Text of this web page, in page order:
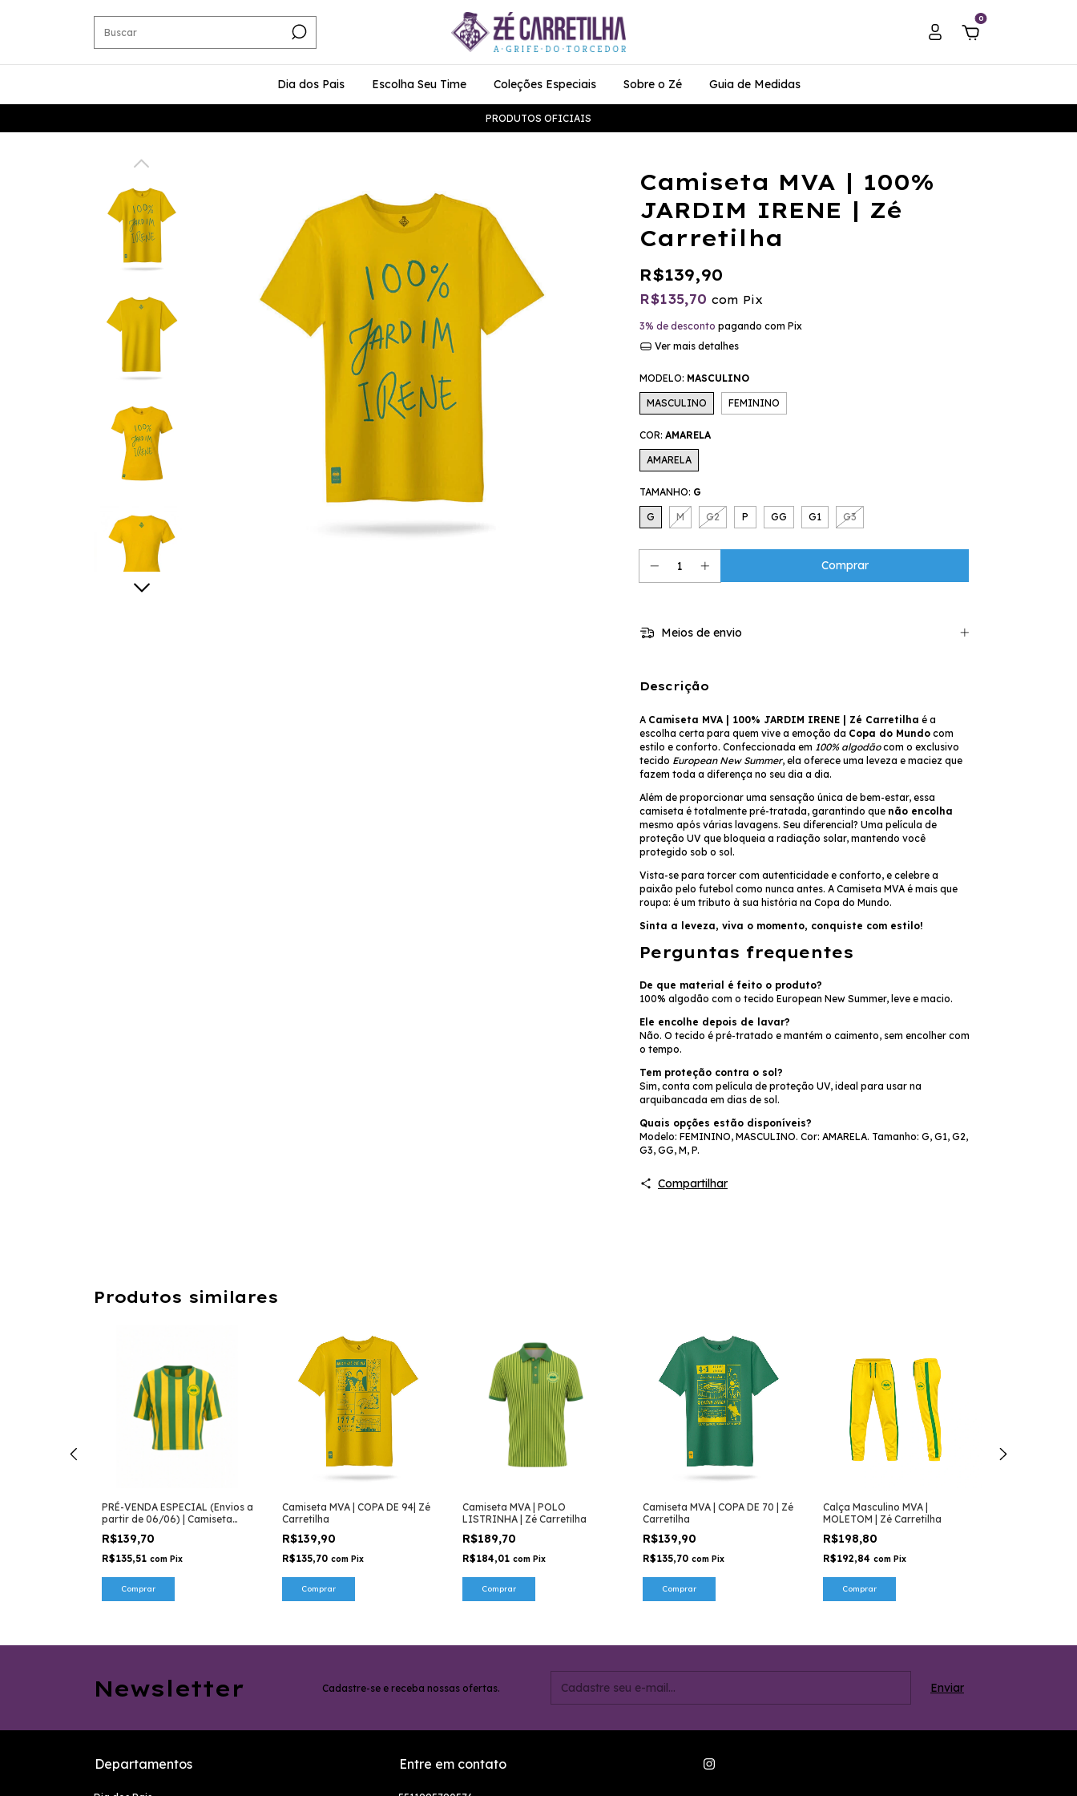
0
Dia dos Pais Escolha Seu Time Coleções Especiais Sobre o Zé Guia de Medidas
PRODUTOS OFICIAIS
Camiseta MVA | 100%
JARDIM IRENE | Zé
Carretilha
R$139,90
R$135,70 com Pix
3% de desconto pagando com Pix
Ver mais detalhes
MODELO: MASCULINO
MASCULINO FEMININO
COR: AMARELA
AMARELA
TAMANHO: G
G M G2 P GG G1 G3
Meios de envio
Descrição
A Camiseta MVA | 100% JARDIM IRENE | Zé Carretilha é a
escolha certa para quem vive a emoção da Copa do Mundo com
estilo e conforto. Confeccionada em 100% algodãocom o exclusivo
tecido European New Summer, ela oferece uma leveza e maciez que
fazem toda a diferença no seu dia a dia.
Além de proporcionar uma sensação única de bem-estar, essa
camiseta é totalmente pré-tratada, garantindo que não encolha
mesmo após várias lavagens. Seu diferencial? Uma película de
proteção UV que bloqueia a radiação solar, mantendo você
protegido sob o sol.
Vista-se para torcer com autenticidade e conforto, e celebre a
paixão pelo futebol como nunca antes. A Camiseta MVA é mais que
roupa: é um tributo à sua história na Copa do Mundo.
Sinta a leveza, viva o momento, conquiste com estilo!
Perguntas frequentes
De que material é feito o produto?
100% algodão com o tecido European New Summer, leve e macio.
Ele encolhe depois de lavar?
Não. O tecido é pré-tratado e mantém o caimento, sem encolher com
o tempo.
Tem proteção contra o sol?
Sim, conta com película de proteção UV, ideal para usar na
arquibancada em dias de sol.
Quais opções estão disponíveis?
Modelo: FEMININO, MASCULINO. Cor: AMARELA. Tamanho: G, G1, G2,
G3, GG, M, P.
Compartilhar
Produtos similares
PRÉ-VENDA ESPECIAL (Envios a
partir de 06/06) | Camiseta
MVA | CROPPED VERTICAL | Zé
Carretilha
R$139,70
R$135,51 com Pix
Comprar
Camiseta MVA | COPA DE 94| Zé
Carretilha
R$139,90
R$135,70 com Pix
Comprar
Camiseta MVA | POLO
LISTRINHA | Zé Carretilha
R$189,70
R$184,01 com Pix
Comprar
Camiseta MVA | COPA DE 70 | Zé
Carretilha
R$139,90
R$135,70 com Pix
Comprar
Calça Masculino MVA |
MOLETOM | Zé Carretilha
R$198,80
R$192,84 com Pix
Comprar
Newsletter Cadastre-se e receba nossas ofertas.
Departamentos Entre em contato